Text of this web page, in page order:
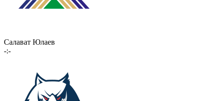
Салават Юлаев
-:-